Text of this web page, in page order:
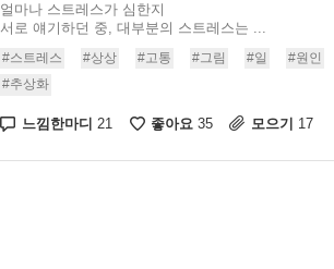
얼마나 스트레스가 심한지
서로 얘기하던 중, 대부분의 스트레스는 ...
#스트레스 #상상 #고통 #그림 #일 #원인
#추상화
느낌한마디 21 좋아요 35 모으기 17